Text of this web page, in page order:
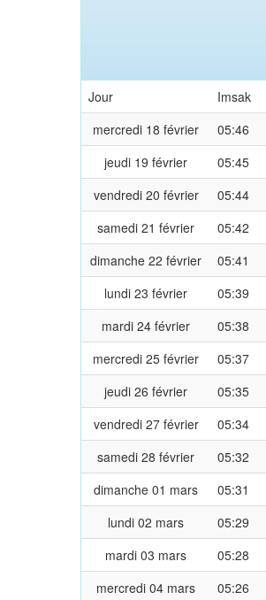
Jour Imsak
mercredi 18 février
05:46
jeudi 19 février
05:45
vendredi 20 février
05:44
samedi 21 février
05:42
dimanche 22 février
05:41
lundi 23 février
05:39
mardi 24 février
05:38
mercredi 25 février
05:37
jeudi 26 février
05:35
vendredi 27 février
05:34
samedi 28 février
05:32
dimanche 01 mars
05:31
lundi 02 mars
05:29
mardi 03 mars
05:28
mercredi 04 mars
05:26